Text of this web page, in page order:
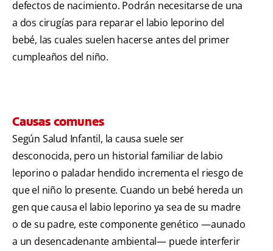
defectos de nacimiento. Podrán necesitarse de una
a dos cirugías para reparar el labio leporino del
bebé, las cuales suelen hacerse antes del primer
cumpleaños del niño.
Causas comunes
Según Salud Infantil, la causa suele ser
desconocida, pero un historial familiar de labio
leporino o paladar hendido incrementa el riesgo de
que el niño lo presente. Cuando un bebé hereda un
gen que causa el labio leporino ya sea de su madre
o de su padre, este componente genético —aunado
a un desencadenante ambiental— puede interferir